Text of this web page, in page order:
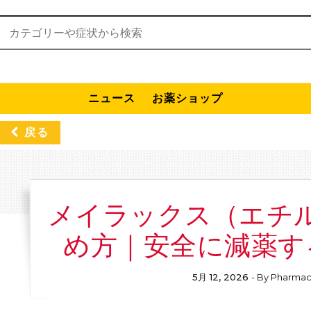
索:
ニュース お薬ショップ
戻る
メイラックス（エチ
め方｜安全に減薬
5月 12, 2026 - By